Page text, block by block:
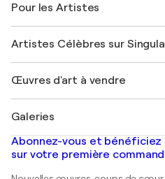
Offrir une carte cadeau
Rejoignez notre programme
Mon compte
+33 1 76 44 06 42
FAQ
Magazine Singulart
Emplois
Découvrez une sélection d'art
Pour les Artistes
Se connecter en tant
Artistes Célèbres sur
Marc Chagall
Banksy
Mr. Brainwash
Shepard Fairey
Œuvres d'art à vendre
Tableaux abstraits à vendre
Peintures de paysage
Estampes
Galeries
Galeries d'art en France
Galeries d'art en Belgique
Abonnez-vous et bénéficiez
sur votre première